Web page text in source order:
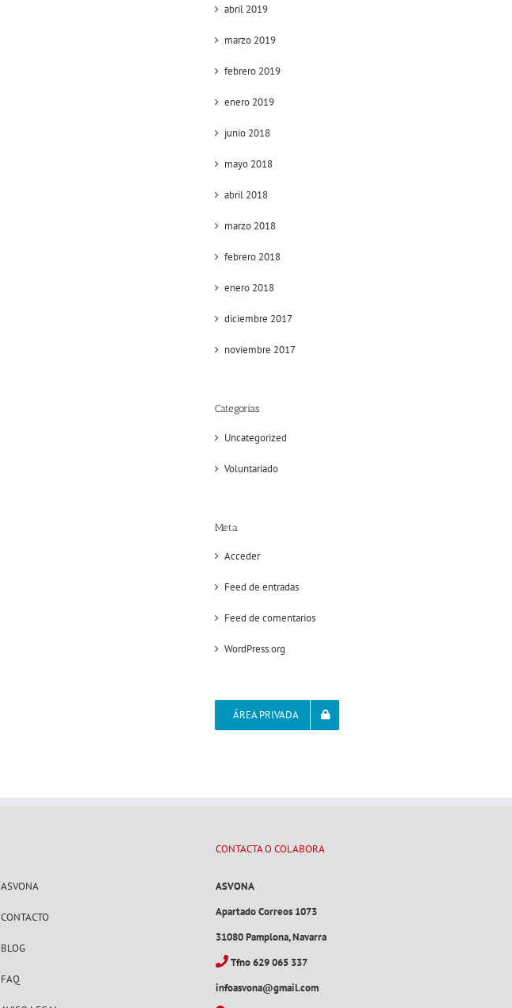
abril 2019
marzo 2019
febrero 2019
enero 2019
junio 2018
mayo 2018
abril 2018
marzo 2018
febrero 2018
enero 2018
diciembre 2017
noviembre 2017
Categorías
Uncategorized
Voluntariado
Meta
Acceder
Feed de entradas
Feed de comentarios
WordPress.org
ÁREA PRIVADA
ASVONA
CONTACTO
BLOG
FAQ
CONTACTA O COLABORA
ASVONA
Apartado Correos 1073
31080 Pamplona, Navarra
Tfno 629 065 337
infoasvona@gmail.com